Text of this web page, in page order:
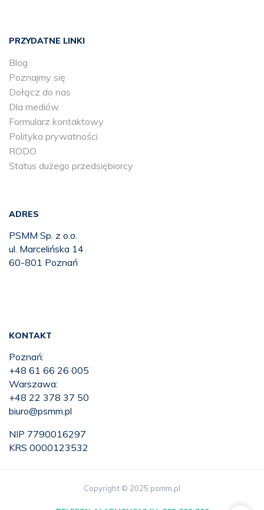
PRZYDATNE LINKI
Blog
Poznajmy się
Dołącz do nas
Dla mediów
Formularz kontaktowy
Polityka prywatności
RODO
Status dużego przedsiębiorcy
ADRES
PSMM Sp. z o.o.
ul. Marcelińska 14
60-801 Poznań
KONTAKT
Poznań:
+48 61 66 26 005
Warszawa:
+48 22 378 37 50
biuro@psmm.pl
NIP 7790016297
KRS 0000123532
Copyright © 2025 psmm.pl